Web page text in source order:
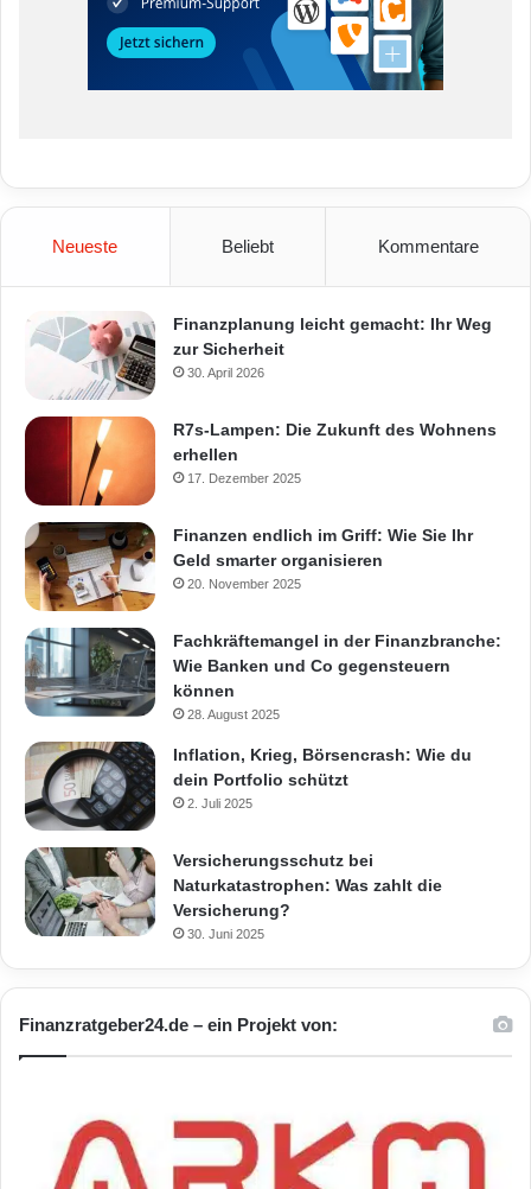
Neueste Beliebt Kommentare
Finanzplanung leicht gemacht: Ihr Weg
zur Sicherheit
30. April 2026
R7s-Lampen: Die Zukunft des Wohnens
erhellen
17. Dezember 2025
Finanzen endlich im Griff: Wie Sie Ihr
Geld smarter organisieren
20. November 2025
Fachkräftemangel in der Finanzbranche:
Wie Banken und Co gegensteuern
können
28. August 2025
Inflation, Krieg, Börsencrash: Wie du
dein Portfolio schützt
2. Juli 2025
Versicherungsschutz bei
Naturkatastrophen: Was zahlt die
Versicherung?
30. Juni 2025
Finanzratgeber24.de – ein Projekt von: